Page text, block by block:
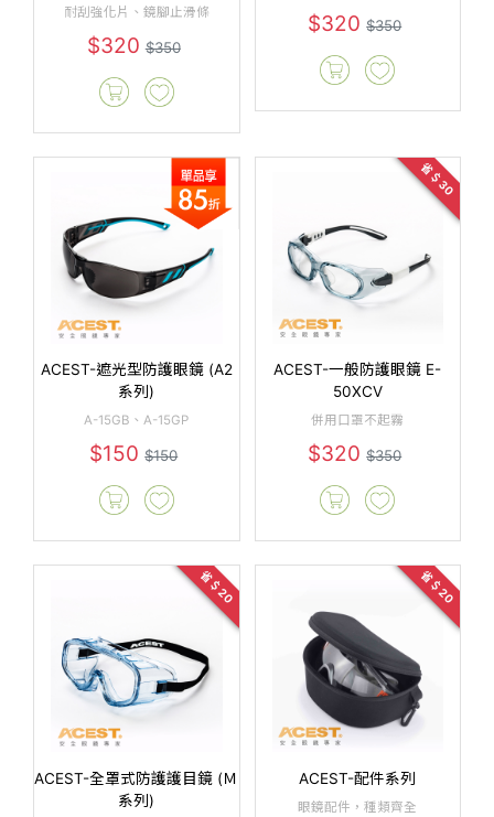
耐刮強化片、鏡腳止滑條
$320$350
$320$350
ACEST-遮光型防護眼鏡 (A2
系列)
A-15GB、A-15GP
$150$150
省＄30
ACEST-一般防護眼鏡 E-
50XCV
併用口罩不起霧
$320$350
省＄20
ACEST-全罩式防護護目鏡 (Ｍ
系列)
省＄20
ACEST-配件系列
眼鏡配件，種類齊全